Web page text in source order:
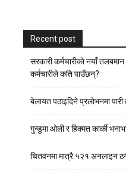
Recent post
सरकारी कर्मचारीकाे नयाँ
कर्मचारीले कति पाउँछन्?
बेलायत पठाइदिने प्रलाेभनमा पारी
गुन्डुमा ओली र हिक्मत कार्की
चितवनमा मात्रै ५२१ अनलाइन